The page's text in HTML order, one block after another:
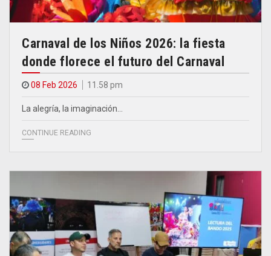
Carnaval de los Niños 2026: la fiesta
donde florece el futuro del Carnaval
08 Feb 2026 11.58 pm
La alegría, la imaginación…
CONTINUE READING